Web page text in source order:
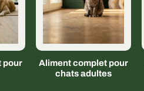
pour
Aliment complet pour
chats adultes